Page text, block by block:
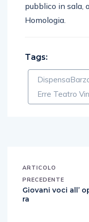
pubblico in sala,
Homologia.
Tags:
Erre Teatro
ARTICOLO
PRECEDENTE
Giovani voci all’
ra